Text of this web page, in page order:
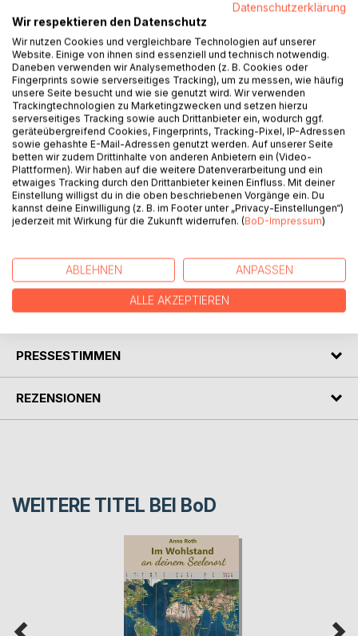
Wie passen lutherische Theologie und Humor zusammen?
Die Beiträge dieses Bandes, der als Festschrift zum 25.
Dienstjubiläum von Kirchenrat Michael Schätzel erscheint,
gehen dieser Frage in biografischer, humorvoller,
predigtpraktischer und theologisch-reflektierender Weise
nach. Dabei wird erkennbar: Humor hat mit Spannungen zu
tun. Und es scheint gerade eine Eigenart lutherischer
Theologie zu sein, Spannungen nicht einfach aufzulösen,
sondern Spannungsvolles nebeneinander stehen zu lassen.
Entsprechend lässt sich das bekannte Diktum "Humor ist,
wenn man trotzdem lacht" konfessionell modifizieren:
"Lutherisch ist, wenn man trotzdem lacht". Der lutherische
Sünder reibt sich verwundert die Augen über die Botschaft,
nicht verkneifen!
AUTOR/IN
PRESSESTIMMEN
REZENSIONEN
WEITERE TITEL BEI BoD
Datenschutzerklärung
Wir respektieren den Datenschutz
Wir nutzen Cookies und vergleichbare Technologien auf unserer
Website. Einige von ihnen sind essenziell und technisch notwendig.
Daneben verwenden wir Analysemethoden (z. B. Cookies oder
Fingerprints sowie serverseitiges Tracking), um zu messen, wie häufig
unsere Seite besucht und wie sie genutzt wird. Wir verwenden
Trackingtechnologien zu Marketingzwecken und setzen hierzu
serverseitiges Tracking sowie auch Drittanbieter ein, wodurch ggf.
geräteübergreifend Cookies, Fingerprints, Tracking-Pixel, IP-Adressen
sowie gehashte E-Mail-Adressen genutzt werden. Auf unserer Seite
betten wir zudem Drittinhalte von anderen Anbietern ein (Video-
Plattformen). Wir haben auf die weitere Datenverarbeitung und ein
etwaiges Tracking durch den Drittanbieter keinen Einfluss. Mit deiner
Einstellung willigst du in die oben beschriebenen Vorgänge ein. Du
kannst deine Einwilligung (z. B. im Footer unter „Privacy-Einstellungen“)
jederzeit mit Wirkung für die Zukunft widerrufen. (BoD-Impressum)
ABLEHNEN ANPASSEN
ALLE AKZEPTIEREN